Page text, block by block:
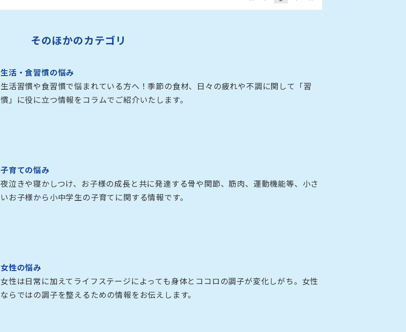
そのほかのカテゴリ
生活・食習慣の悩み
生活習慣や食習慣で悩まれている方へ！季節の食材、日々の疲れや不調に関して「習
慣」に役に立つ情報をコラムでご紹介いたします。
子育ての悩み
夜泣きや寝かしつけ、お子様の成長と共に発達する骨や関節、筋肉、運動機能等、小さ
いお子様から小中学生の子育てに関する情報です。
女性の悩み
女性は日常に加えてライフステージによっても身体とココロの調子が変化しがち。女性
ならではの調子を整えるための情報をお伝えします。